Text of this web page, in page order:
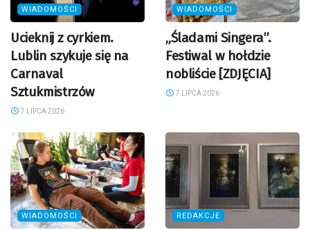
WIADOMOŚCI
Ucieknij z cyrkiem.
Lublin szykuje się na
Carnaval
Sztukmistrzów
7 LIPCA 2026
WIADOMOŚCI
„Śladami Singera”.
Festiwal w hołdzie
nobliście [ZDJĘCIA]
7 LIPCA 2026
WIADOMOŚCI REDAKCJE